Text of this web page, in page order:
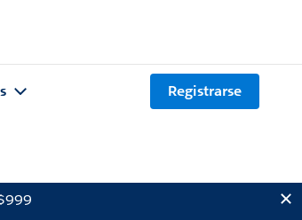
Registrarse